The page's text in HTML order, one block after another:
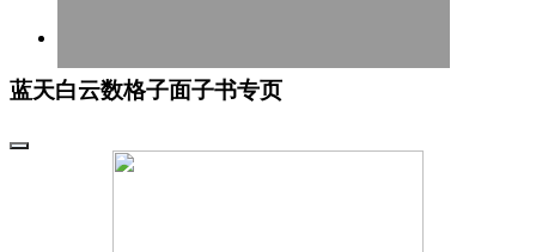
蓝天白云数格子面子书专页